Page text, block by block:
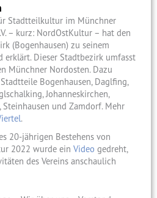
Stadtteilkultur im Münchner
– kurz: NordOstKultur – hat den
(Bogenhausen) zu seinem
erklärt. Dieser Stadtbezirk umfasst
Münchner Nordosten. Dazu
Bogenhausen, Daglfing,
Johanneskirchen,
Steinhausen und Zamdorf. Mehr
.
20-jährigen Bestehens von
2022 wurde ein Video gedreht,
des Vereins anschaulich